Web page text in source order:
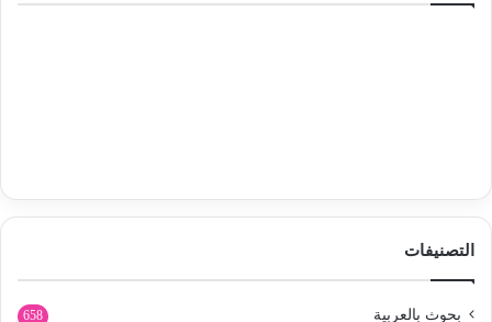
التصنيفات
بحوث بالعربية 658